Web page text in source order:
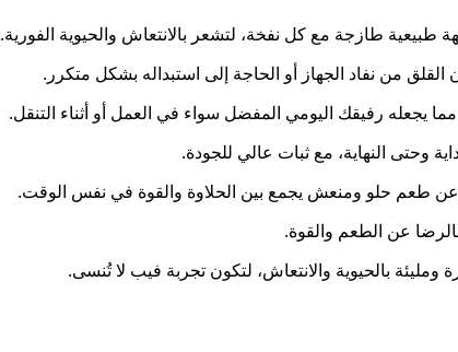
طبيعية طازجة مع كل نفخة، لتشعر بالانتعاش والحيوية الفورية.
رفيقك اليومي المفضل سواء في العمل أو أثناء التنقل.
وحتى النهاية، مع ثبات عالي للجودة.
عن طعم حلو ومنعش يجمع بين الحلاوة والقوة في نفس الوقت.
عن الطعم والقوة.